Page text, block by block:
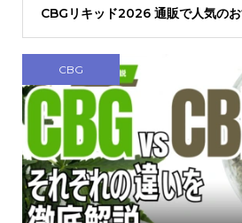
CBGリキッド2026 通販で人気の
CBG